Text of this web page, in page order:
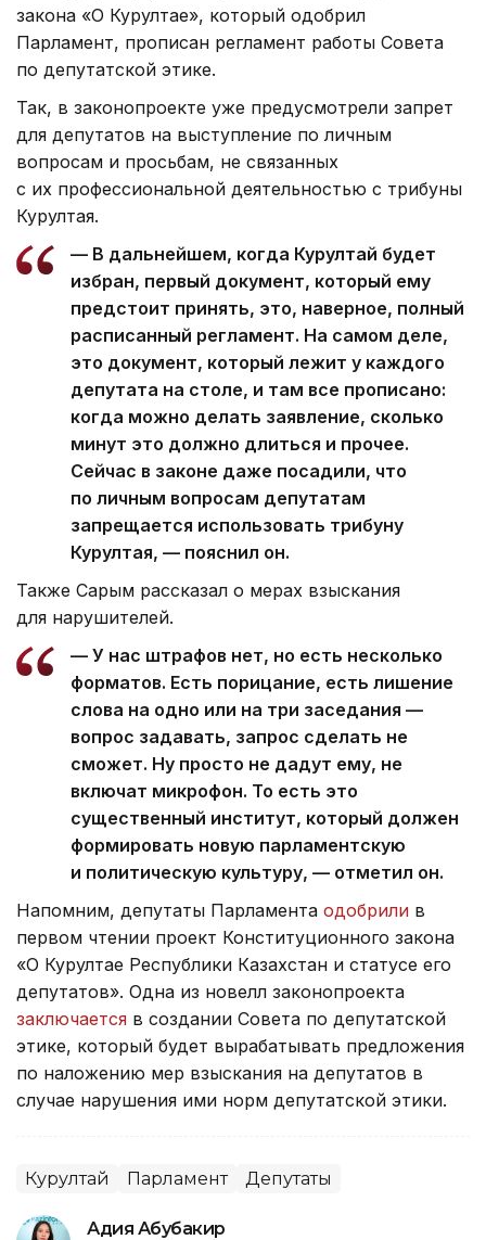
закона «О Курултае», который одобрил
Парламент, прописан регламент работы Совета
по депутатской этике.
Так, в законопроекте уже предусмотрели запрет
для депутатов на выступление по личным
вопросам и просьбам, не связанных
с их профессиональной деятельностью с трибуны
Курултая.
— В дальнейшем, когда Курултай будет
избран, первый документ, который ему
предстоит принять, это, наверное, полный
расписанный регламент. На самом деле,
это документ, который лежит у каждого
депутата на столе, и там все прописано:
когда можно делать заявление, сколько
минут это должно длиться и прочее.
Сейчас в законе даже посадили, что
по личным вопросам депутатам
запрещается использовать трибуну
Курултая, — пояснил он.
Также Сарым рассказал о мерах взыскания
для нарушителей.
— У нас штрафов нет, но есть несколько
форматов. Есть порицание, есть лишение
слова на одно или на три заседания —
вопрос задавать, запрос сделать не
сможет. Ну просто не дадут ему, не
включат микрофон. То есть это
существенный институт, который должен
формировать новую парламентскую
и политическую культуру, — отметил он.
Напомним, депутаты Парламента одобрили в
первом чтении проект Конституционного закона
«О Курултае Республики Казахстан и статусе его
депутатов». Одна из новелл законопроекта
заключается в создании Совета по депутатской
этике, который будет вырабатывать предложения
по наложению мер взыскания на депутатов в
случае нарушения ими норм депутатской этики.
Курултай Парламент Депутаты
Адия Абубакир